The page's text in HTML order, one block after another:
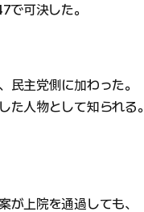
可決した。
民主党側に加わった。
た人物として知られる。
上院を通過しても、